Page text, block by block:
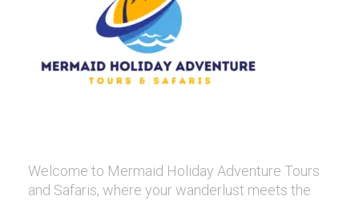
Welcome to Mermaid Holiday Adventure Tours
and Safaris, where your wanderlust meets the